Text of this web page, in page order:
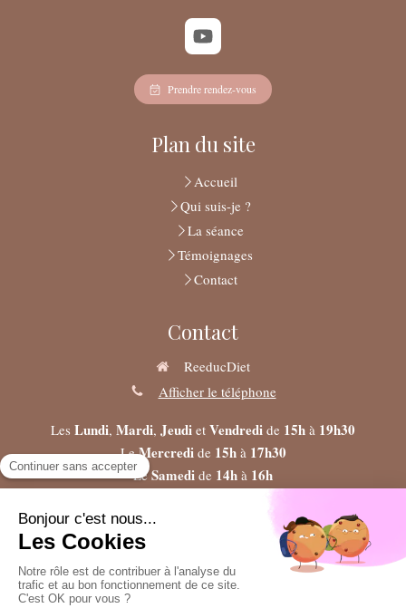
Prendre rendez-vous
Plan du site
Accueil
Qui suis-je ?
La séance
Témoignages
Contact
Contact
ReeducDiet
Afficher le téléphone
Les Lundi, Mardi, Jeudi et Vendredi de 15h à 19h30
LeMercredide 15hà 17h30
LeSamedi de 14h à 16h
©2024 ReeducDiet - Micronutrition Nutrition Diététique-
Praticienne dans la Médecine Fonctionnelle-Naturopathie
Plan du site